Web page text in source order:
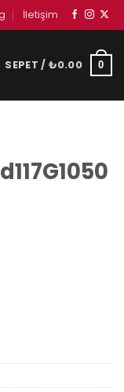
İletişim
SEPET / ₺0.00 0